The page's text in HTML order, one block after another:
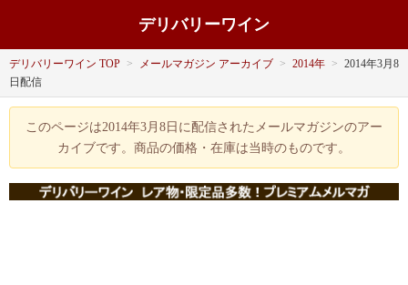
デリバリーワイン
デリバリーワイン TOP > メールマガジン アーカイブ > 2014年 > 2014年3月8
日配信
このページは2014年3月8日に配信されたメールマガジンのアー
カイブです。商品の価格・在庫は当時のものです。